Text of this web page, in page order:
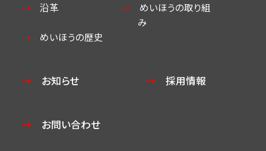
沿革
めいほうの取り組
み
めいほうの歴史
お知らせ 採用情報
お問い合わせ